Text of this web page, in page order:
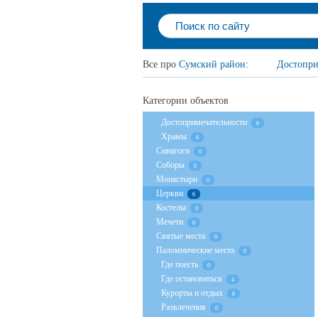
Все про Сумский район:
Категории объектов
Достопримечательности 6
Храмы 6
Cинагоги 0
Соборы 0
Монастыри 0
Церкви 6
Костелы 0
Мечети 0
Святые места 0
Паломнические места 0
Где поесть 0
Где остановиться 4
Курорты и отдых 6
Развлечения 0